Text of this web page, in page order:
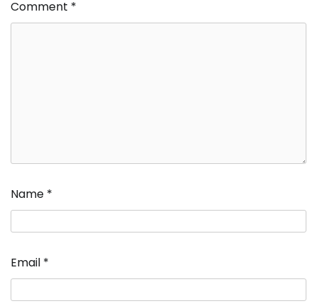
Comment *
Name *
Email *